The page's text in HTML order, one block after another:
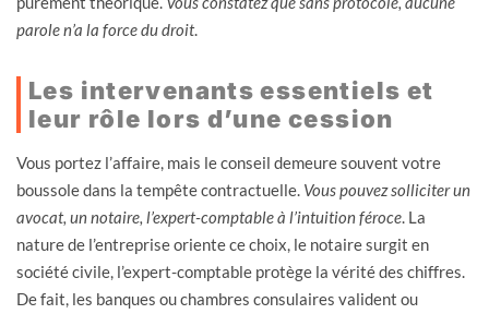
parole n’a la force du droit.
Les intervenants essentiels et
leur rôle lors d’une cession
Vous portez l’affaire, mais le conseil demeure souvent votre
boussole dans la tempête contractuelle. Vous pouvez solliciter un
avocat, un notaire, l’expert-comptable à l’intuition féroce. La
nature de l’entreprise oriente ce choix, le notaire surgit en
société civile, l’expert-comptable protège la vérité des chiffres.
De fait, les banques ou chambres consulaires valident ou